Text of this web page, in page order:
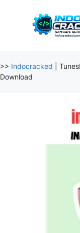
>> Indocracked
Download